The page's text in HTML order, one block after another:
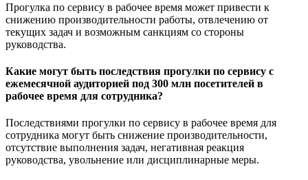
Прогулка по сервису в рабочее время может привести к
снижению производительности работы, отвлечению от
текущих задач и возможным санкциям со стороны
руководства.
Какие могут быть последствия прогулки по сервису с
ежемесячной аудиторией под 300 млн посетителей в
рабочее время для сотрудника?
Последствиями прогулки по сервису в рабочее время для
сотрудника могут быть снижение производительности,
отсутствие выполнения задач, негативная реакция
руководства, увольнение или дисциплинарные меры.